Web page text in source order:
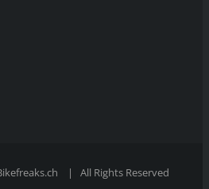
| All Rights Reserved